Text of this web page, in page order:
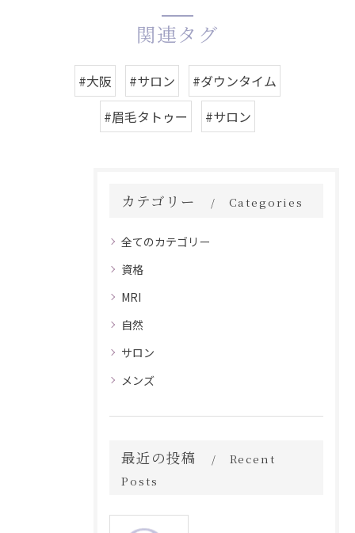
関連タグ
#大阪 #サロン
#ダウンタイム
#眉毛タトゥー
#サロン
カテゴリー Categories
全てのカテゴリー
資格
MRI
自然
サロン
メンズ
最近の投稿
Recent
Posts